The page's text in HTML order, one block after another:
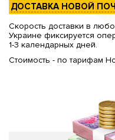
ДОСТАВКА НОВОЙ
Скорость доставки в
Украине фиксируется
1-3 календарных дней.
Стоимость - по тарифам